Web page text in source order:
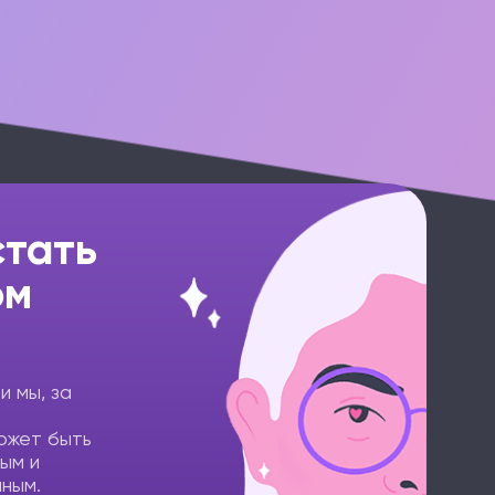
мы, за
быть
и